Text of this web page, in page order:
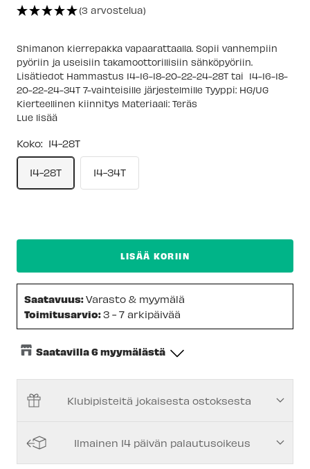
(3 arvostelua)
Shimanon kierrepakka vapaarattaalla. Sopii vanhempiin
pyöriin ja useisiin takamoottorillisiin sähköpyöriin.
Lisätiedot Hammastus 14-16-18-20-22-24-28T tai 14-16-18-
20-22-24-34T 7-vaihteisille järjestelmille Tyyppi: HG/UG
Kierteellinen kiinnitys Materiaali: Teräs
Lue lisää
Koko: 14-28T
14-28T 14-34T
LISÄÄ KORIIN
Saatavuus:Varasto & myymälä
Toimitusarvio:3 - 7 arkipäivää
Saatavilla 6 myymälästä
Keskusvarasto-Saatavilla
Espoon Myymälä-Saatavilla
Klubipisteitä jokaisesta ostoksesta
Ilmainen 14 päivän palautusoikeus